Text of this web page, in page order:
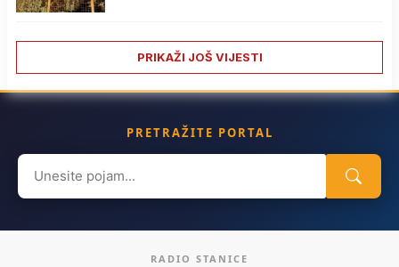
PRIKAŽI JOŠ VIJESTI
PRETRAŽITE PORTAL
Search
for:
RADIO STANICE